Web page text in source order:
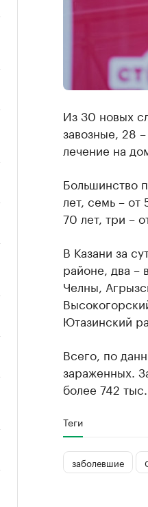
Из 30 новых
завозные, 28
лечение на
Большинство
лет, семь –
70 лет, три –
В Казани за
районе, два –
Челны,
Ютазинский
Всего, по
зараженных.
более 742
Теги
заболевшие